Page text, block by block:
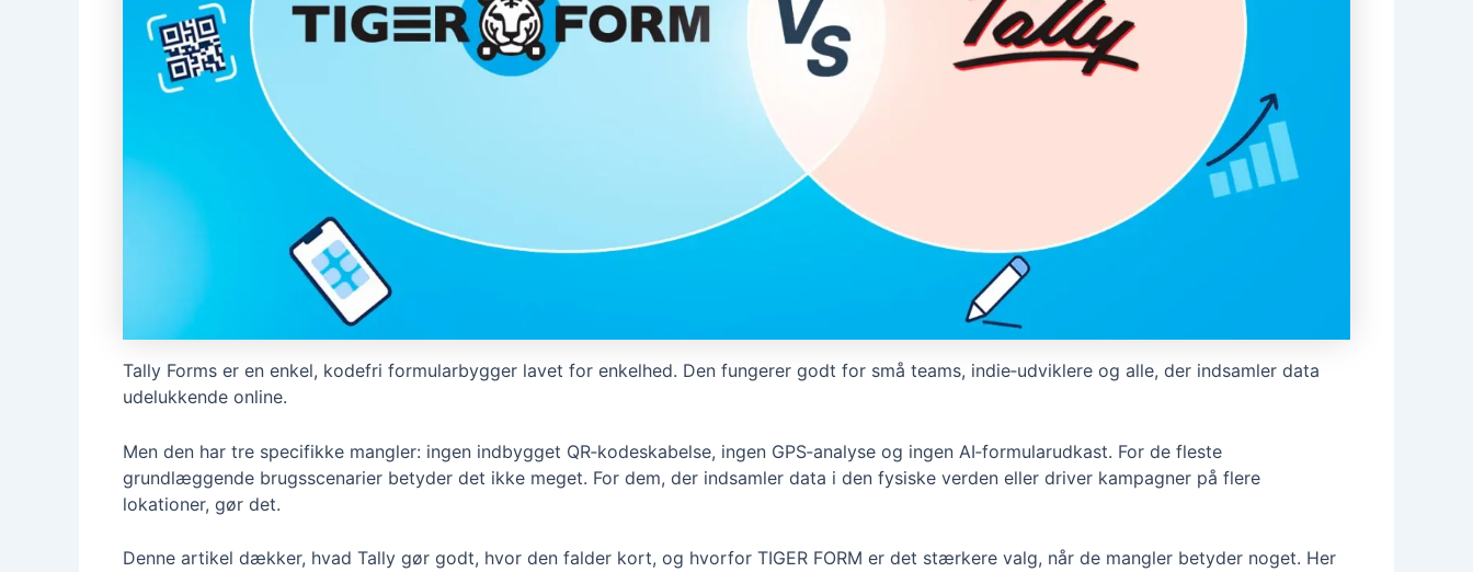
Tally Forms er en enkel, kodefri formularbygger lavet for enkelhed. Den fungerer godt for små teams, indie‑udviklere og alle, der indsamler data
udelukkende online.
Men den har tre specifikke mangler: ingen indbygget QR‑kodeskabelse, ingen GPS‑analyse og ingen AI‑formularudkast. For de fleste
grundlæggende brugsscenarier betyder det ikke meget. For dem, der indsamler data i den fysiske verden eller driver kampagner på flere
lokationer, gør det.
Denne artikel dækker, hvad Tally gør godt, hvor den falder kort, og hvorfor TIGER FORM er det stærkere valg, når de mangler betyder noget. Her